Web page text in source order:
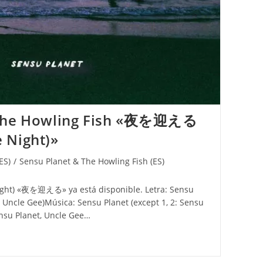
Howling Fish «夜を迎える
Night)»
/ Sensu Planet & The Howling Fish (ES)
«夜を迎える» ya está disponible. Letra: Sensu
Gee)Música: Sensu Planet (except 1, 2: Sensu
Planet, Uncle Gee…